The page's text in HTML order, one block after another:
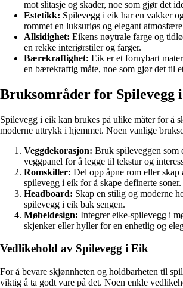
mot slitasje og skader, noe som gjør det
Estetikk: Spilevegg i eik har en vakker
rommet en luksuriøs og elegant
Allsidighet: Eikens nøytrale farge og
en rekke interiørstiler og farger.
Bærekraftighet: Eik er et fornybart
en bærekraftig måte, noe som gjør det til
Bruksområder for Spilevegg
Spilevegg i eik kan brukes på ulike måter for å
moderne uttrykk i hjemmet. Noen vanlige
Veggdekorasjon: Bruk spileveggen som
veggpanel for å legge til tekstur og
Romskiller: Del opp åpne rom eller skap
spilevegg i eik for å skape definerte soner.
Headboard: Skap en stilig og moderne
spilevegg i eik bak sengen.
Møbeldesign: Integrer eike-spilevegg i
skjenker eller hyller for en enhetlig og
Vedlikehold av Spilevegg i Eik
For å bevare skjønnheten og holdbarheten til
viktig å ta godt vare på det. Noen enkle